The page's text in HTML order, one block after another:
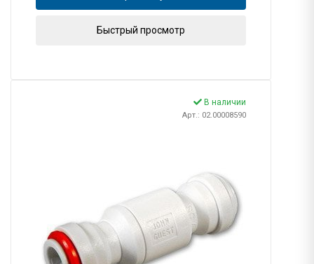
Быстрый просмотр
В наличии
Арт.: 02.00008590